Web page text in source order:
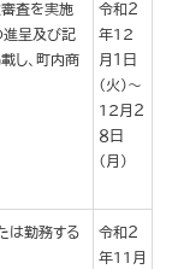
査を実施
進呈及び記
し、町内商
令和２
年12
月１日
（火）～
12月２
８日
（月）
は勤務する
令和２
年11月